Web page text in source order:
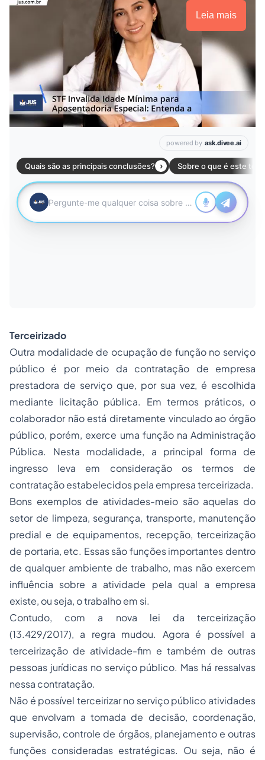
Leia mais
Terceirizado
Outra modalidade de ocupação de função no serviço
público é por meio da contratação de empresa
prestadora de serviço que, por sua vez, é escolhida
mediante licitação pública. Em termos práticos, o
colaborador não está diretamente vinculado ao órgão
público, porém, exerce uma função na Administração
Pública. Nesta modalidade, a principal forma de
ingresso leva em consideração os termos de
contratação estabelecidos pela empresa terceirizada.
Bons exemplos de atividades-meio são aquelas do
setor de limpeza, segurança, transporte, manutenção
predial e de equipamentos, recepção, terceirização
de portaria, etc. Essas são funções importantes dentro
de qualquer ambiente de trabalho, mas não exercem
influência sobre a atividade pela qual a empresa
existe, ou seja, o trabalho em si.
Contudo, com a nova lei da terceirização
(13.429/2017), a regra mudou. Agora é possível a
terceirização de atividade-fim e também de outras
pessoas jurídicas no serviço público. Mas há ressalvas
nessa contratação.
Não é possível terceirizar no serviço público atividades
que envolvam a tomada de decisão, coordenação,
supervisão, controle de órgãos, planejamento e outras
funções consideradas estratégicas. Ou seja, não é